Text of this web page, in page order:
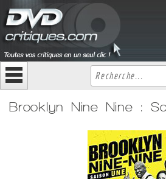
Brooklyn Nine Nine :